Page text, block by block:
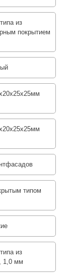
из
покрытием
типом
из
1,0 мм